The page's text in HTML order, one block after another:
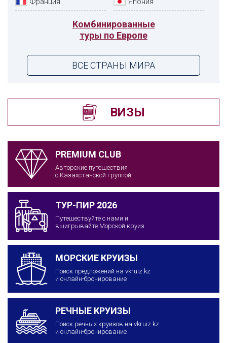
Комбинированные
туры по Европе
ВСЕ СТРАНЫ МИРА
ВИЗЫ
PREMIUM CLUB
Авторские путешествия
с Казахстанской группой
ТУР-ПИР 2026
Путешествуйте с нами и
выигрывайте Морской круиз
МОРСКИЕ КРУИЗЫ
Поиск предложений на vkruiz.kz
и онлайн-бронирование
РЕЧНЫЕ КРУИЗЫ
Поиск речных круизов на vkruiz.kz
и онлайн-бронирование